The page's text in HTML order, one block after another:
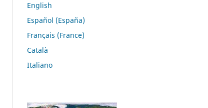
English
Español (España)
Français (France)
Català
Italiano